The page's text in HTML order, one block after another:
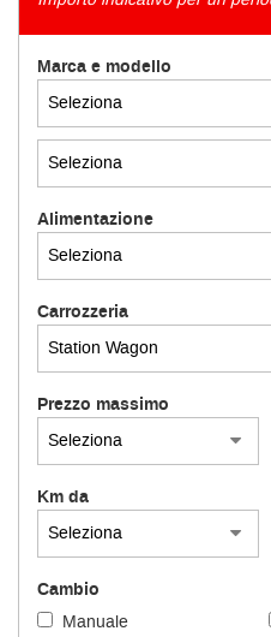
AZIENDA
Marca e modello
Alimentazione
Carrozzeria
Prezzo massimo
Km da
Cambio
Manuale
tracciamento
che
adottiamo
per
offrire
le
funzionalità
le
attività
descritte.
Per
ottenere
maggiori
informazioni
sull'utilità
e
sul
funzionamento
questi
strumenti
di